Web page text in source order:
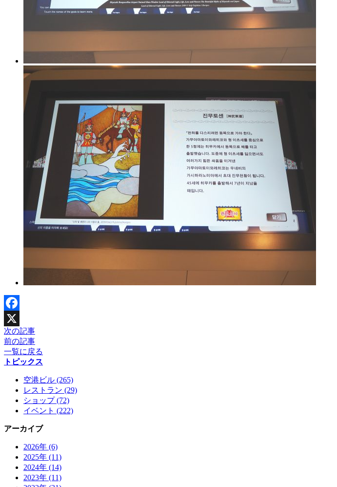
Facebook
X
次の記事
前の記事
一覧に戻る
トピックス
空港ビル (265)
レストラン (29)
ショップ (72)
イベント (222)
アーカイブ
2026年 (6)
2025年 (11)
2024年 (14)
2023年 (11)